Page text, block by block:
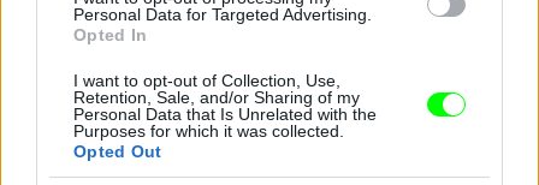
Personal Data for Targeted Advertising.
Opted In
I want to opt-out of Collection, Use,
Retention, Sale, and/or Sharing of my
Personal Data that Is Unrelated with the
Purposes for which it was collected.
Opted Out